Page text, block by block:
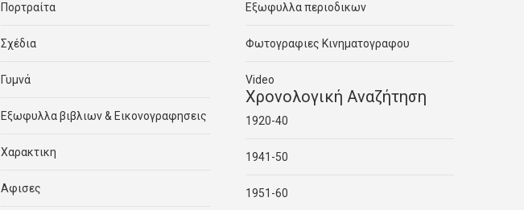
Πορτραίτα
Σχέδια
Γυμνά
Εξωφυλλα βιβλιων & Εικονογραφησεις
Χαρακτικη
Αφισες
Εξωφυλλα περιοδικων
Φωτογραφιες Κινηματογραφου
Video
Χρονολογική Αναζήτηση
1920-40
1941-50
1951-60